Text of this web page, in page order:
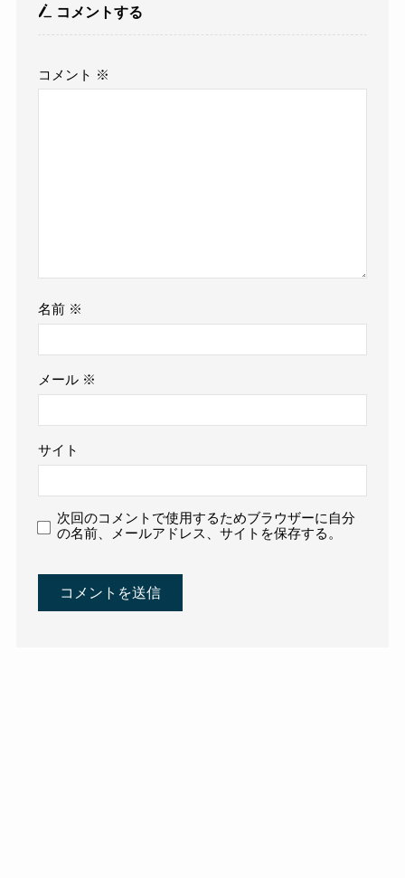
コメントする
コメント ※
名前 ※
メール ※
サイト
次回のコメントで使用するためブラウザーに自分
の名前、メールアドレス、サイトを保存する。